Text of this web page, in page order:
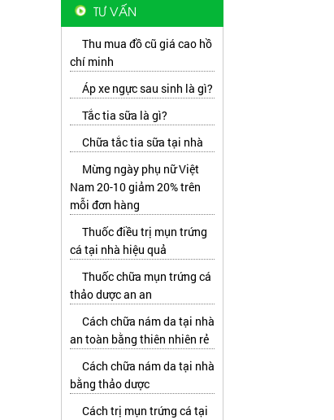
TƯ VẤN
Thu mua đồ cũ giá cao hồ
chí minh
Áp xe ngực sau sinh là gì?
Tắc tia sữa là gì?
Chữa tắc tia sữa tại nhà
Mừng ngày phụ nữ Việt
Nam 20-10 giảm 20% trên
mỗi đơn hàng
Thuốc điều trị mụn trứng
cá tại nhà hiệu quả
Thuốc chữa mụn trứng cá
thảo dược an an
Cách chữa nám da tại nhà
an toàn bằng thiên nhiên rẻ
Cách chữa nám da tại nhà
bằng thảo dược
Cách trị mụn trứng cá tại